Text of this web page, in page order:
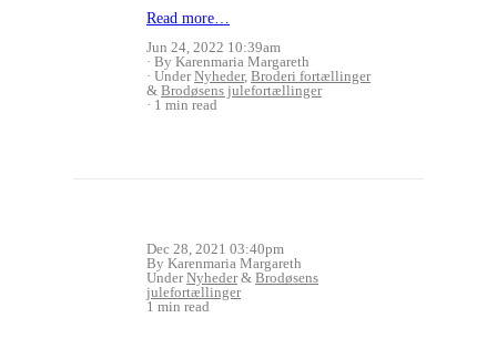
Read more…
Jun 24, 2022 10:39am
By Karenmaria Margareth
UnderNyheder, Broderi fortællinger
& Brodøsens julefortællinger
1 min read
Dec 28, 2021 03:40pm
By Karenmaria Margareth
UnderNyheder& Brodøsens
julefortællinger
1 min read